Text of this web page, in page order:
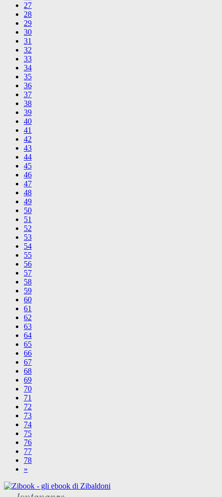
27
28
29
30
31
32
33
34
35
36
37
38
39
40
41
42
43
44
45
46
47
48
49
50
51
52
53
54
55
56
57
58
59
60
61
62
63
64
65
66
67
68
69
70
71
72
73
74
75
76
77
78
»